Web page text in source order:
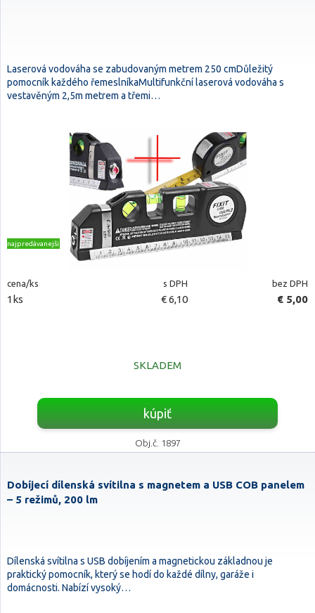
Laserová vodováha se zabudovaným metrem 250 cmDůležitý
pomocník každého řemeslníkaMultifunkční laserová vodováha s
vestavěným 2,5m metrem a třemi…
najpredávanejšie
cena/ks s DPH bez DPH
1ks € 6,10 € 5,00
SKLADEM
kúpiť
Obj.č. 1897
Dobíjecí dílenská svítilna s magnetem a USB COB panelem
– 5 režimů, 200 lm
Dílenská svítilna s USB dobíjením a magnetickou základnou je
praktický pomocník, který se hodí do každé dílny, garáže i
domácnosti. Nabízí vysoký…